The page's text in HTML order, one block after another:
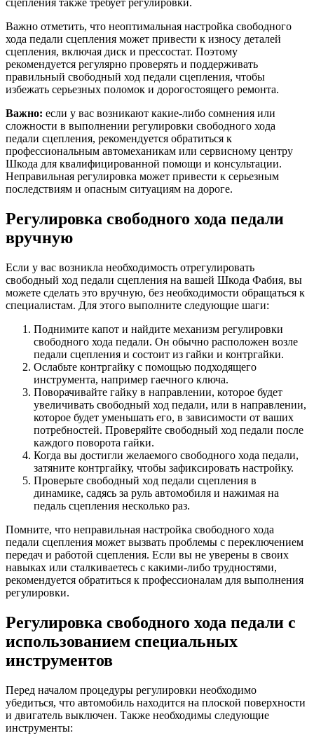
сцепления также требует регулировки.
Важно отметить, что неоптимальная настройка свободного
хода педали сцепления может привести к износу деталей
сцепления, включая диск и прессостат. Поэтому
рекомендуется регулярно проверять и поддерживать
правильный свободный ход педали сцепления, чтобы
избежать серьезных поломок и дорогостоящего ремонта.
Важно: если у вас возникают какие-либо сомнения или
сложности в выполнении регулировки свободного хода
педали сцепления, рекомендуется обратиться к
профессиональным автомеханикам или сервисному центру
Шкода для квалифицированной помощи и консультации.
Неправильная регулировка может привести к серьезным
последствиям и опасным ситуациям на дороге.
Регулировка свободного хода педали
вручную
Если у вас возникла необходимость отрегулировать
свободный ход педали сцепления на вашей Шкода Фабия, вы
можете сделать это вручную, без необходимости обращаться к
специалистам. Для этого выполните следующие шаги:
Поднимите капот и найдите механизм регулировки
свободного хода педали. Он обычно расположен возле
педали сцепления и состоит из гайки и контргайки.
Ослабьте контргайку с помощью подходящего
инструмента, например гаечного ключа.
Поворачивайте гайку в направлении, которое будет
увеличивать свободный ход педали, или в направлении,
которое будет уменьшать его, в зависимости от ваших
потребностей. Проверяйте свободный ход педали после
каждого поворота гайки.
Когда вы достигли желаемого свободного хода педали,
затяните контргайку, чтобы зафиксировать настройку.
Проверьте свободный ход педали сцепления в
динамике, садясь за руль автомобиля и нажимая на
педаль сцепления несколько раз.
Помните, что неправильная настройка свободного хода
педали сцепления может вызвать проблемы с переключением
передач и работой сцепления. Если вы не уверены в своих
навыках или сталкиваетесь с какими-либо трудностями,
рекомендуется обратиться к профессионалам для выполнения
регулировки.
Регулировка свободного хода педали с
использованием специальных
инструментов
Перед началом процедуры регулировки необходимо
убедиться, что автомобиль находится на плоской поверхности
и двигатель выключен. Также необходимы следующие
инструменты: